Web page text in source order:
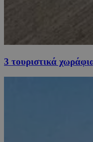
3 τουριστικά